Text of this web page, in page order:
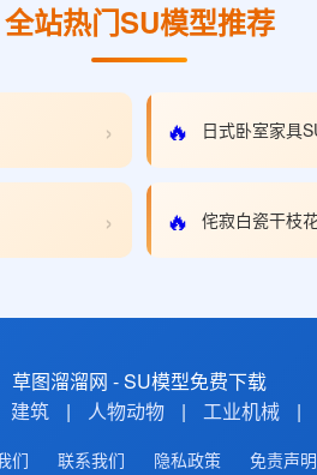
全站热门SU模型推荐
› 🔥 日式卧室家具
› 🔥 侘寂白瓷干枝
草图溜溜网 - SU模型免费下载
建筑 | 人物动物 | 工业机械 |
们 联系我们 隐私政策 免责声明